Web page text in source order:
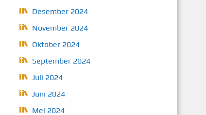
Desember 2024
November 2024
Oktober 2024
September 2024
Juli 2024
Juni 2024
Mei 2024